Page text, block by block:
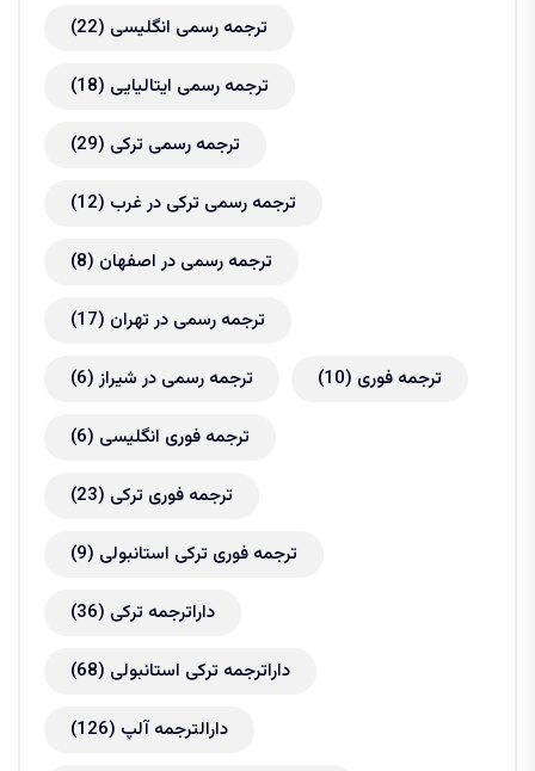
ترجمه رسمی انگلیسی (22)
ترجمه رسمی ایتالیایی (18)
ترجمه رسمی ترکی (29)
ترجمه رسمی ترکی در غرب (12)
ترجمه رسمی در اصفهان (8)
ترجمه رسمی در تهران (17)
ترجمه رسمی در شیراز(6) ترجمه فوری (10)
ترجمه فوری انگلیسی (6)
ترجمه فوری ترکی (23)
ترجمه فوری ترکی استانبولی (9)
داراترجمه ترکی (36)
داراترجمه ترکی استانبولی (68)
دارالترجمه آلپ (126)